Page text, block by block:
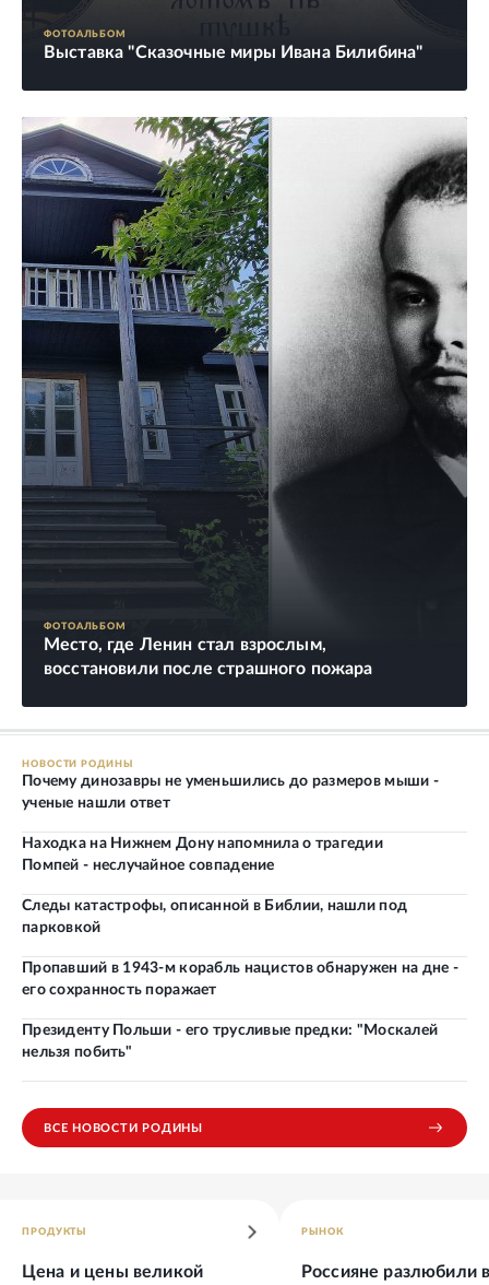
ФОТОАЛЬБОМ
Выставка "Сказочные миры Ивана Билибина"
ФОТОАЛЬБОМ
Место, где Ленин стал взрослым,
восстановили после страшного пожара
НОВОСТИ РОДИНЫ
Почему динозавры не уменьшились до размеров мыши -
ученые нашли ответ
Находка на Нижнем Дону напомнила о трагедии
Помпей - неслучайное совпадение
Следы катастрофы, описанной в Библии, нашли под
парковкой
Пропавший в 1943-м корабль нацистов обнаружен на дне -
его сохранность поражает
Президенту Польши - его трусливые предки: "Москалей
нельзя побить"
ВСЕ НОВОСТИ РОДИНЫ
ПРОДУКТЫ
Цена и цены великой
РЫНОК
Россияне разлюбили